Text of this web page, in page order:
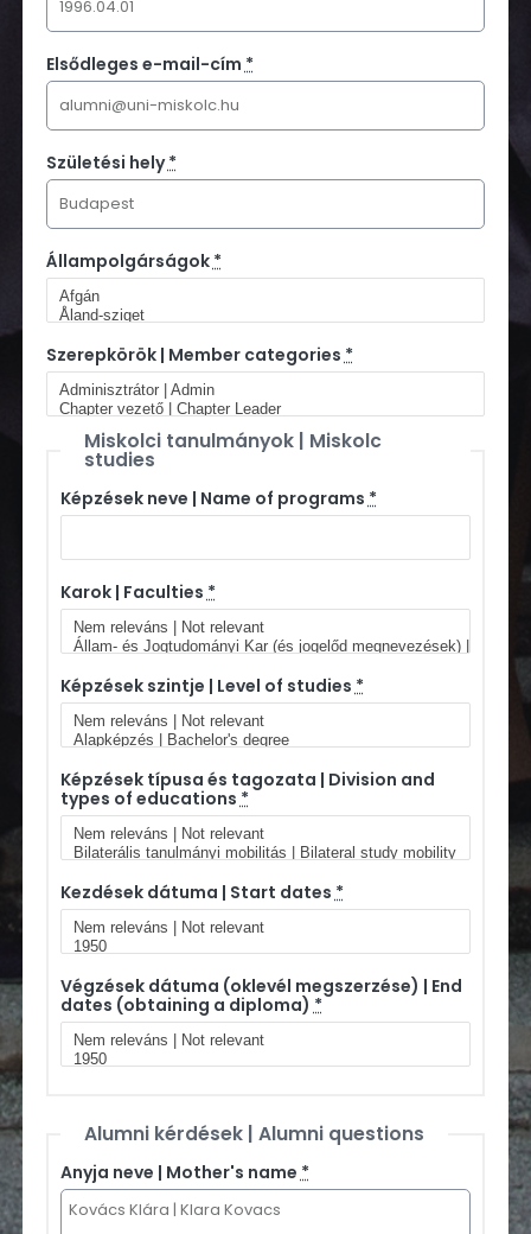
Elsődleges e-mail-cím*
Születési hely*
Állampolgárságok*
Szerepkörök | Member categories*
Miskolci tanulmányok | Miskolc
studies
Képzések neve | Name of programs*
Karok | Faculties*
Képzések szintje | Level of studies*
Képzések típusa és tagozata | Division and
types of educations*
Kezdések dátuma | Start dates*
Végzések dátuma (oklevél megszerzése) | End
dates (obtaining a diploma)*
Alumni kérdések | Alumni questions
Anyja neve | Mother's name*